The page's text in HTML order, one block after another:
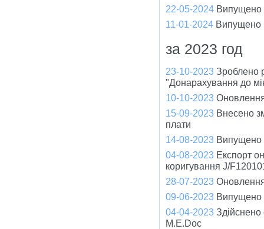
22-05-2024 Випущено
11-01-2024 Випущено
за 2023 год
23-10-2023 Зроблено
"Донарахування до
10-10-2023
15-09-2023 Внесено
плати
14-08-2023 Випущено
04-08-2023 Експорт
коригування J/
28-07-2023 Оновлення
09-06-2023 Випущено
04-04-2023
M.E.Doc